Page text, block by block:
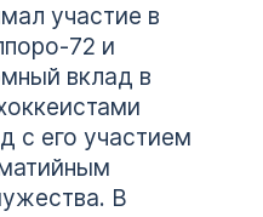
участие в
72 и
вклад в
с его участием
В